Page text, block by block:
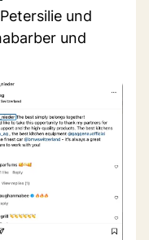
und
und